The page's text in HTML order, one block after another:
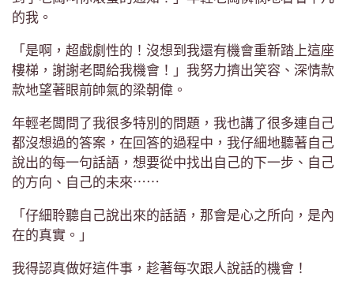
的我。
「是啊，超戲劇性的！沒想到我還有機會重新踏上這座
樓梯，謝謝老闆給我機會！」我努力擠出笑容、深情款
款地望著眼前帥氣的梁朝偉。
年輕老闆問了我很多特別的問題，我也講了很多連自己
都沒想過的答案，在回答的過程中，我仔細地聽著自己
說出的每一句話語，想要從中找出自己的下一步、自己
的方向、自己的未來⋯⋯
「仔細聆聽自己說出來的話語，那會是心之所向，是內
在的真實。」
我得認真做好這件事，趁著每次跟人說話的機會！